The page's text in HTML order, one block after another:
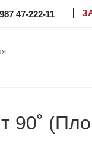
47-222-11
90˚